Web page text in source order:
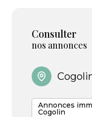
Consulter
nos annonces
Annonces
Cogolin
que c'est votre
Nous connaissons
accompagnant
engagement à